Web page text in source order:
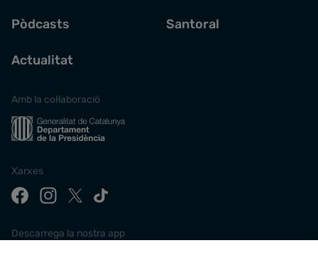
Pòdcasts
Actualitat
Santoral
Amb la col·laboració
Xarxes
Descarrega la nostra app